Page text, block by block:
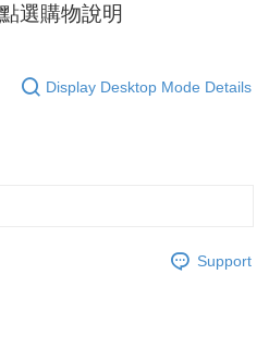
選購物說明
Display Desktop Mode Details
Support